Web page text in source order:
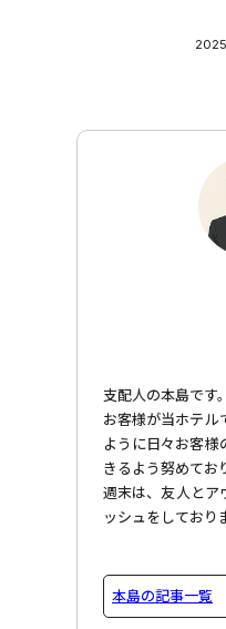
支配人の本島です。
お客様が当ホテル
ように日々お客様
きるよう努めてお
週末は、友人とア
ッシュをしており
本島の記事一覧